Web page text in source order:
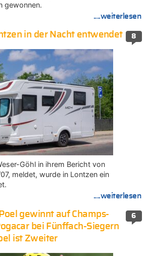
gewonnen.
....weiterlesen
8
in der Nacht entwendet
Göhl in ihrem Bericht von
meldet, wurde in Lontzen ein
....weiterlesen
6
gewinnt auf Champs-
bei Fünffach-Siegern
ist Zweiter